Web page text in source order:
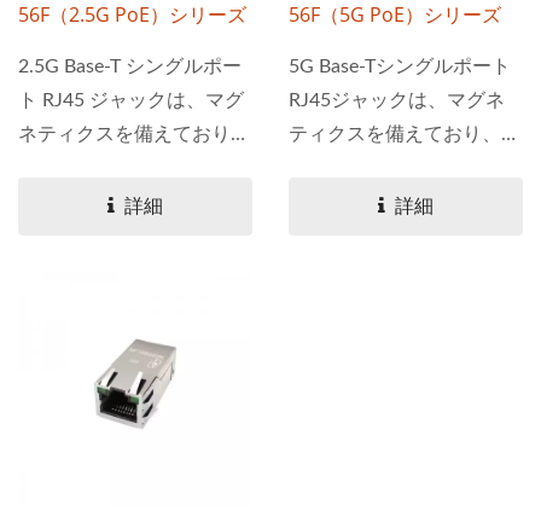
56F（2.5G PoE）シリーズ
2.5G Base-T シングルポー
ト RJ45 ジャックは、マグ
ネティクスを備えており、
詳細
56F（5G PoE）シリーズ
5G Base-Tシングルポート
RJ45ジャックは、マグネ
ティクスを備えており、
ションで使用できます。...
詳細